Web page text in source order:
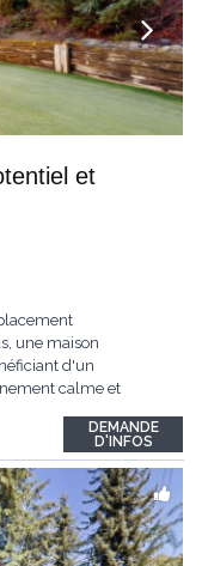
et
une maison
d'un
calme et
sur une belle
...
DEMANDE
D'INFOS